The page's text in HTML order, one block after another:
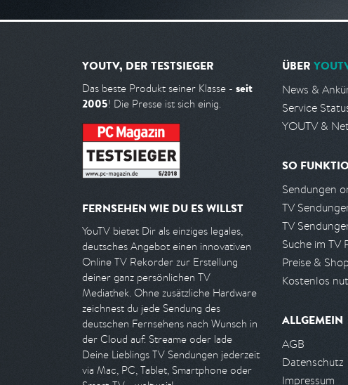
YOUTV, DER TESTSIEGER
Das beste Produkt seiner Klasse - seit
2005! Die Presse ist sich einig.
FERNSEHEN WIE DU ES WILLST
YouTV bietet Dir als einziges legales,
deutsches Angebot einen innovativen
Online TV Rekorder zur Erstellung
deiner ganz persönlichen TV
Mediathek. Ohne zusätzliche Hardware
zeichnest du jede Sendung des
deutschen Fernsehens nach Wunsch in
der Cloud auf. Streame oder lade
Deine Lieblings TV Sendungen jederzeit
via Mac, PC, Tablet, Smartphone oder
ÜBER
News &
Service
YOUTV &
SO
Sendungen
TV
TV
Suche im TV
Preise & Shop
Kostenlos
ALLGEMEIN
AGB
Datenschutz
Impressum